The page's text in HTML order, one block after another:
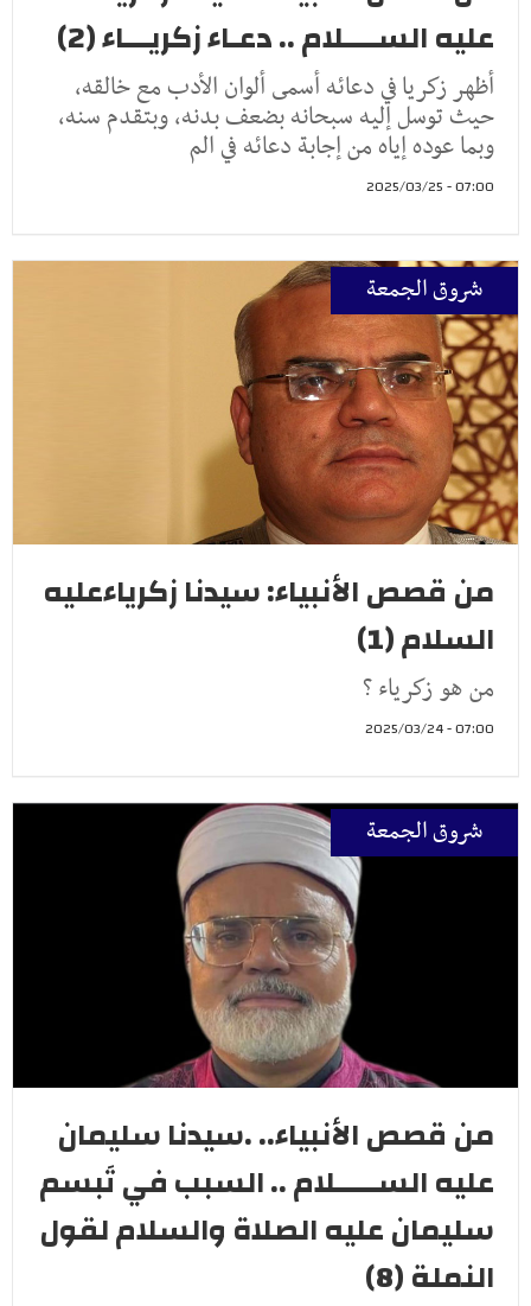
عليه الســــلام .. دعـاء زكريـــاء (2)
أظهر زكريا في دعائه أسمى ألوان الأدب مع خالقه،
حيث توسل إليه سبحانه بضعف بدنه، وبتقدم سنه،
وبما عوده إياه من إجابة دعائه في الم
07:00 - 2025/03/25
شروق الجمعة
من قصص الأنبياء: سيدنا زكرياءعليه
السلام (1)
من هو زكرياء ؟
07:00 - 2025/03/24
شروق الجمعة
من قصص الأنبياء.. .سيدنا سليمان
عليه الســـــلام .. السبب في تَبسم
سليمان عليه الصلاة والسلام لقول
النملة (8)